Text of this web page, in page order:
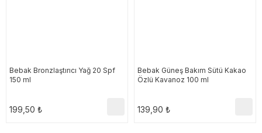
Bebak Bronzlaştırıcı Yağ 20 Spf
150 ml
199,50 ₺
Bebak Güneş Bakım Sütü Kakao
Özlü Kavanoz 100 ml
139,90 ₺